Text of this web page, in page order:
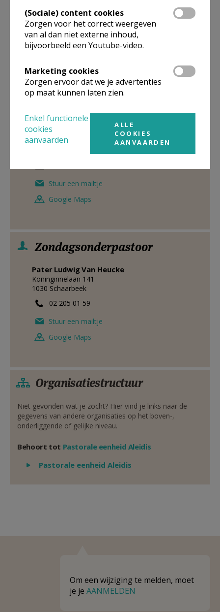
Stuur een mailtje
Google Maps
Medeverantwoordelijke
Nederlandstalige Pastoraal
Mevrouw Mariette
Kattestraat 24 b 1
9400 Okegem
0475 58 62 84
Stuur een mailtje
Google Maps
Zondagsonderpastoor
Pater LudwigVan Heucke
Koninginnelaan 141
1030 Schaarbeek
02 205 01 59
Stuur een mailtje
Google Maps
Organisatiestructuur
Niet gevonden wat je zocht? Hier vind je links naar de
gegevens van andere organisaties op het boven-,
onderliggende of gelijke niveau.
Behoort tot Pastorale eenheid Aleidis
Weergeven
Pastorale eenheid Aleidis
Om een wijziging te melden, moet
je je AANMELDEN
(Sociale) content cookies
Zorgen voor het correct weergeven
van al dan niet externe inhoud,
bijvoorbeeld een Youtube-video.
Marketing cookies
Zorgen ervoor dat we je advertenties
op maat kunnen laten zien.
Enkel functionele
cookies
aanvaarden
ALLE
COOKIES
AANVAARDEN